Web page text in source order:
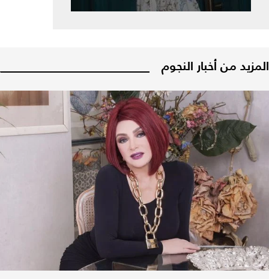
المزيد من أخبار النجوم